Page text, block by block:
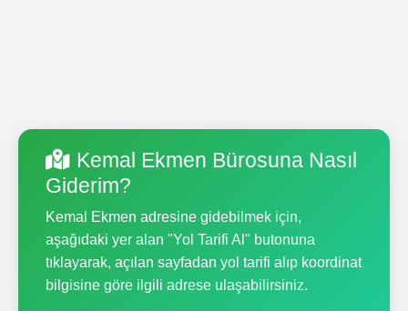
Kemal Ekmen Bürosuna Nasıl
Giderim?
Kemal Ekmen adresine gidebilmek için,
aşağıdaki yer alan "Yol Tarifi Al" butonuna
tıklayarak, açılan sayfadan yol tarifi alıp koordinat
bilgisine göre ilgili adrese ulaşabilirsiniz.